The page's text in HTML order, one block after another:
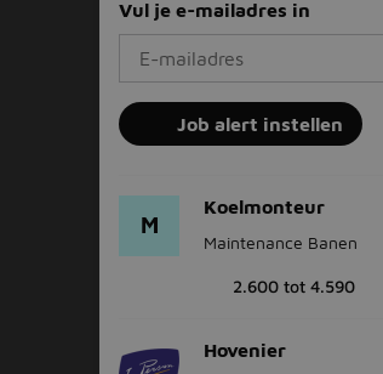
Vul je e-mailadres in
Job alert instellen
M
Koelmonteur
Maintenance Banen
2.600 tot 4.590
Hovenier